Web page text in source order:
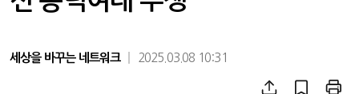
세상을 바꾸는 네트워크 2025.03.08 10:31